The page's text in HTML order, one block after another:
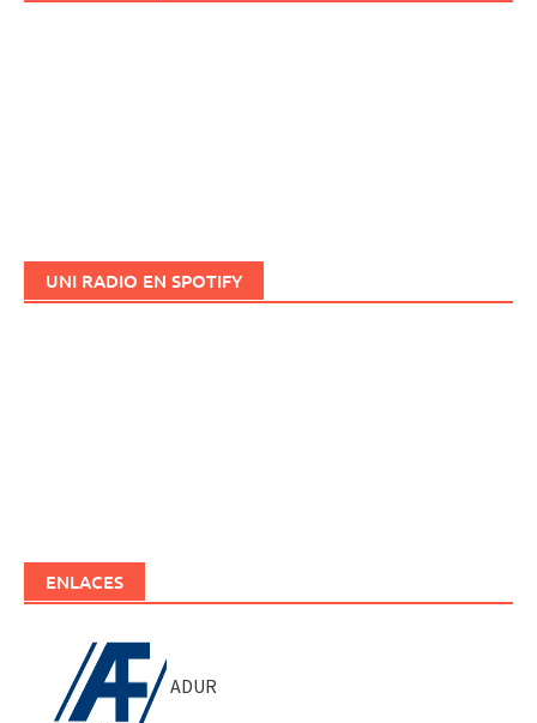
UNI RADIO EN SPOTIFY
ENLACES
ADUR